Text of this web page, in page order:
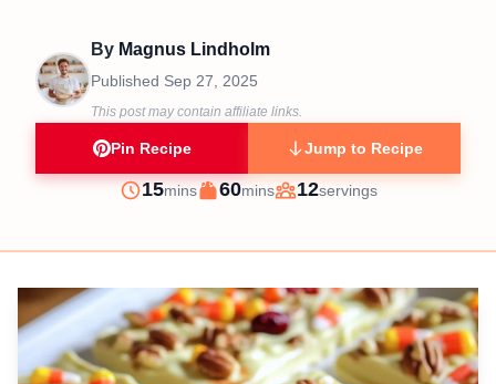
By Magnus Lindholm
Published Sep 27, 2025
This post may contain affiliate links.
Pin Recipe Jump to Recipe
Prep
15minutes
mins
Cook
60minutes
mins
Servings
12servings